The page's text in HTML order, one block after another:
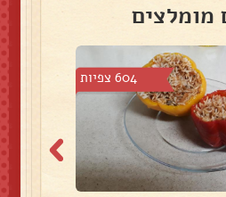
מומלצים
604 צפיות